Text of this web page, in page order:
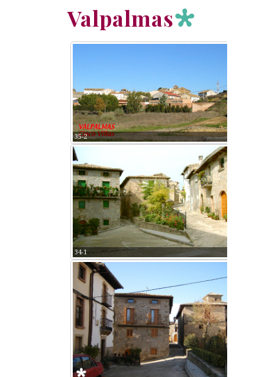
Valpalmas
35-2
34-1